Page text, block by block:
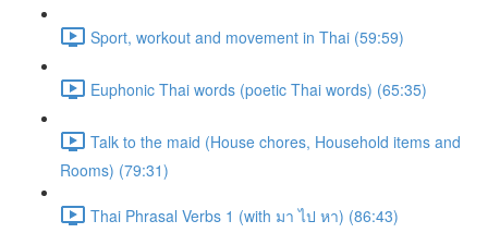
Sport, workout and movement in Thai (59:59)
Euphonic Thai words (poetic Thai words) (65:35)
Talk to the maid (House chores, Household items and
Rooms) (79:31)
Thai Phrasal Verbs 1 (with มา ไป หา) (86:43)